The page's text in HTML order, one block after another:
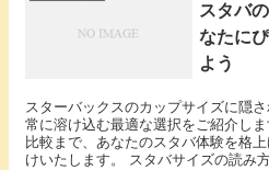
スタバ
なたに
よう
スターバックスのカップサイズに隠
常に溶け込む最適な選択をご紹介し
比較まで、あなたのスタバ体験を格
けいたします。 スタバサイズの読み